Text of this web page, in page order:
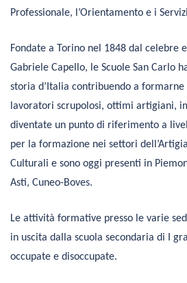
Professionale, l’Orientamento e i
Fondate a Torino nel 1848 dal celebre
Gabriele Capello, le Scuole San Carlo
storia d’Italia contribuendo a
lavoratori scrupolosi, ottimi artigiani,
diventate un punto di riferimento a
per la formazione nei settori
Culturali e sono oggi presenti in
Asti, Cuneo-Boves.
Le attività formative presso le varie
in uscita dalla scuola secondaria di I
occupate e disoccupate.